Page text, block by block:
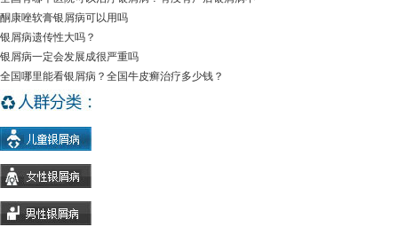
酮康唑软膏银屑病可以用吗
银屑病遗传性大吗？
银屑病一定会发展成很严重吗
全国哪里能看银屑病？全国牛皮癣治疗多少钱？